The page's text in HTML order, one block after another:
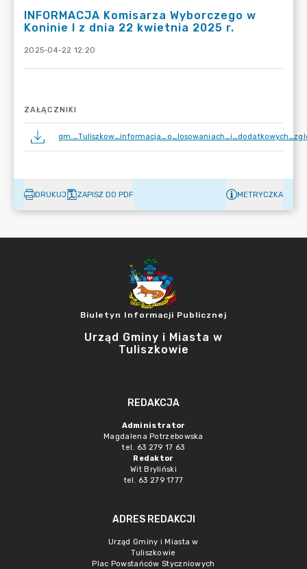
INFORMACJA Komisarza Wyborczego w
Koninie I z dnia 22 kwietnia 2025 r.
2025-04-22 12:20
ZAŁĄCZNIKI
DRUKUJ ZAPISZ DO PDF METRYCZKA
Biuletyn Informacji Publicznej
Urząd Gminy i Miasta w
Tuliszkowie
REDAKCJA
Administrator
Magdalena Potrzebowska
tel. 63 279 17 63
Redaktor
Wit Bryliński
tel. 63 279 1777
ADRES REDAKCJI
Urząd Gminy i Miasta w
Tuliszkowie
Plac Powstańców Styczniowych